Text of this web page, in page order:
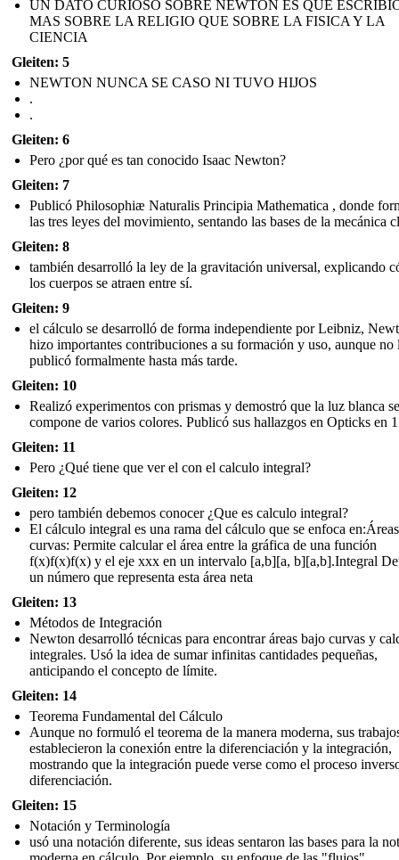
UN DATO CURIOSO SOBRE NEWTON ES QUE
MAS SOBRE LA RELIGIO QUE SOBRE LA FISICA Y LA
CIENCIA
Gleiten: 5
NEWTON NUNCA SE CASO NI TUVO HIJOS
.
.
Gleiten: 6
Pero ¿por qué es tan conocido Isaac Newton?
Gleiten: 7
Publicó Philosophiæ Naturalis Principia Mathematica , donde
las tres leyes del movimiento, sentando las bases de la mecánica
Gleiten: 8
también desarrolló la ley de la gravitación universal, explicando
los cuerpos se atraen entre sí.
Gleiten: 9
el cálculo se desarrolló de forma independiente por Leibniz,
hizo importantes contribuciones a su formación y uso, aunque no
publicó formalmente hasta más tarde.
Gleiten: 10
Realizó experimentos con prismas y demostró que la luz blanca se
compone de varios colores. Publicó sus hallazgos en Opticks en
Gleiten: 11
Pero ¿Qué tiene que ver el con el calculo integral?
Gleiten: 12
pero también debemos conocer ¿Que es calculo integral?
El cálculo integral es una rama del cálculo que se enfoca
curvas: Permite calcular el área entre la gráfica de una función
f(x)f(x)f(x) y el eje xxx en un intervalo [a,b][a, b][a,b].Integral
un número que representa esta área neta
Gleiten: 13
Métodos de Integración
Newton desarrolló técnicas para encontrar áreas bajo curvas y
integrales. Usó la idea de sumar infinitas cantidades pequeñas,
anticipando el concepto de límite.
Gleiten: 14
Teorema Fundamental del Cálculo
Aunque no formuló el teorema de la manera moderna, sus
establecieron la conexión entre la diferenciación y la integración,
mostrando que la integración puede verse como el proceso
diferenciación.
Gleiten: 15
Notación y Terminología
usó una notación diferente, sus ideas sentaron las bases para la